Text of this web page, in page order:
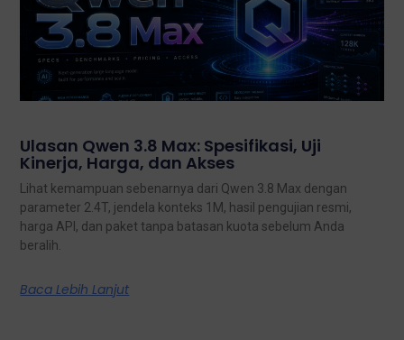
Ulasan Qwen 3.8 Max: Spesifikasi, Uji
Kinerja, Harga, dan Akses
Lihat kemampuan sebenarnya dari Qwen 3.8 Max dengan
parameter 2.4T, jendela konteks 1M, hasil pengujian resmi,
harga API, dan paket tanpa batasan kuota sebelum Anda
beralih.
Baca Lebih Lanjut